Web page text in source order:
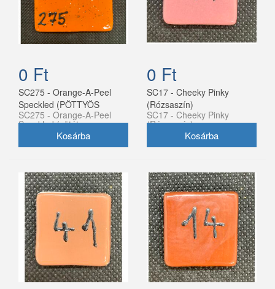
0 Ft
SC275 - Orange-A-Peel
Speckled (PÖTTYÖS
NARANCS)
SC275 - Orange-A-Peel
Speckled (sötét
narancssárga)
0 Ft
SC17 - Cheeky Pinky
(Rózsaszín)
SC17 - Cheeky Pinky
(Rózsaszín)